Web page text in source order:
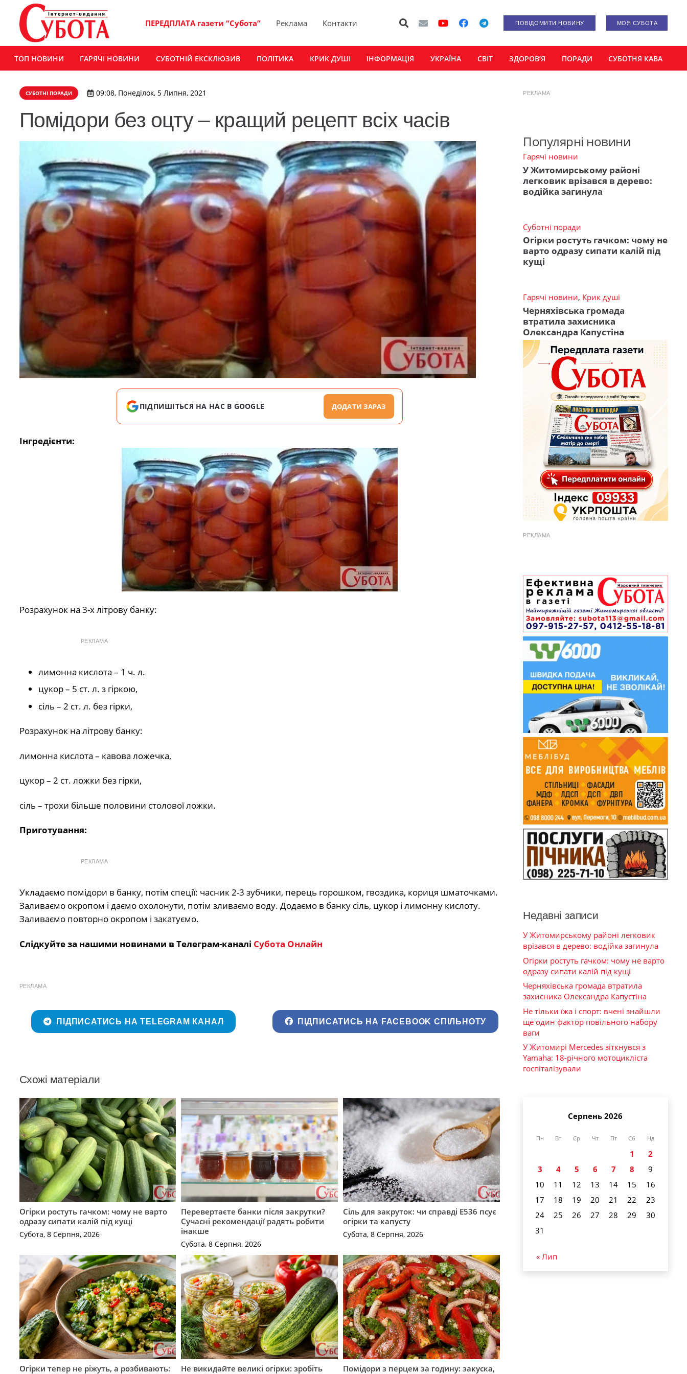
ПЕРЕДПЛАТА газети “Субота” Реклама Контакти ПОВІДОМИТИ НОВИНУ МОЯ СУБОТА
ТОП НОВИНИ ГАРЯЧІ НОВИНИ СУБОТНІЙ ЕКСКЛЮЗИВ ПОЛІТИКА КРИК ДУШІ ІНФОРМАЦІЯ УКРАЇНА СВІТ ЗДОРОВ’Я ПОРАДИ СУБОТНЯ КАВА
СУБОТНІ ПОРАДИ 09:08, Понеділок, 5 Липня, 2021
Помідори без оцту – кращий рецепт всіх часів
ПІДПИШІТЬСЯ НА НАС В GOOGLE ДОДАТИ ЗАРАЗ
Інгредієнти:
Розрахунок на 3-х літрову банку:
РЕКЛАМА
лимонна кислота – 1 ч. л.
цукор – 5 ст. л. з гіркою,
сіль – 2 ст. л. без гірки,
Розрахунок на літрову банку:
лимонна кислота – кавова ложечка,
цукор – 2 ст. ложки без гірки,
сіль – трохи більше половини столової ложки.
Приготування:
РЕКЛАМА
Укладаємо помідори в банку, потім спеції: часник 2-3 зубчики, перець горошком, гвоздика, кориця шматочками.
Заливаємо окропом і даємо охолонути, потім зливаємо воду. Додаємо в банку сіль, цукор і лимонну кислоту.
Заливаємо повторно окропом і закатуємо.
Слідкуйте за нашими новинами в Телеграм-каналі Субота Онлайн
РЕКЛАМА
ПІДПИСАТИСЬ НА TELEGRAM КАНАЛ ПІДПИСАТИСЬ НА FACEBOOK СПІЛЬНОТУ
Схожі матеріали
Огірки ростуть гачком: чому не варто
одразу сипати калій під кущі
Субота, 8 Серпня, 2026
Перевертаєте банки після закрутки?
Сучасні рекомендації радять робити
інакше
Субота, 8 Серпня, 2026
Сіль для закруток: чи справді Е536 псує
огірки та капусту
Субота, 8 Серпня, 2026
Огірки тепер не ріжуть, а розбивають:
Не викидайте великі огірки: зробіть
Помідори з перцем за годину: закуска,
РЕКЛАМА
Популярні новини
Гарячі новини
У Житомирському районі
легковик врізався в дерево:
водійка загинула
Суботні поради
Огірки ростуть гачком: чому не
варто одразу сипати калій під
кущі
Гарячі новини, Крик душі
Черняхівська громада
втратила захисника
Олександра Капустіна
РЕКЛАМА
Недавні записи
У Житомирському районі легковик
врізався в дерево: водійка загинула
Огірки ростуть гачком: чому не варто
одразу сипати калій під кущі
Черняхівська громада втратила
захисника Олександра Капустіна
Не тільки їжа і спорт: вчені знайшли
ще один фактор повільного набору
ваги
У Житомирі Mercedes зіткнувся з
Yamaha: 18-річного мотоцикліста
госпіталізували
Серпень 2026
Пн Вт Ср Чт Пт Сб Нд
1
2
3
4 5 6 7 8
9
10
11 12 13 14 15
16
17
18 19 20 21 22
23
24
25 26 27 28 29
30
31
« Лип